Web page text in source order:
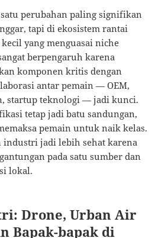
satu perubahan paling signifikan
tapi di ekosistem rantai
yang menguasai niche
berpengaruh karena
komponen kritis dengan
antar pemain — OEM,
startup teknologi — jadi kunci.
tetap jadi batu sandungan,
pemain untuk naik kelas.
jadi lebih sehat karena
pada satu sumber dan
lokal.
Drone, Urban Air
Bapak-bapak di